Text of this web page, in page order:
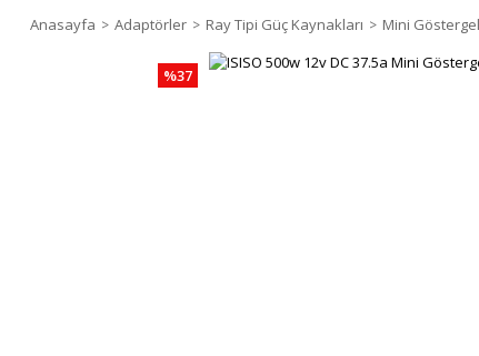
Anasayfa Adaptörler Ray Tipi Güç Kaynakları Mini
%37